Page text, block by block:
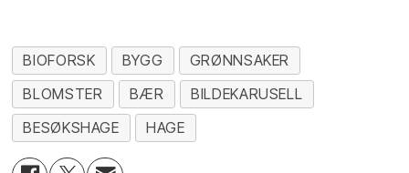
BIOFORSK BYGG
GRØNNSAKER
BLOMSTER
BÆR
BILDEKARUSELL
BESØKSHAGE
HAGE